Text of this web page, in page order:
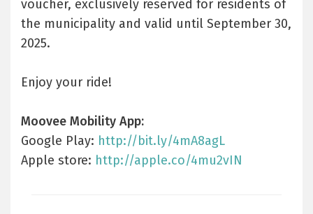
voucher, exclusively reserved for residents of
the municipality and valid until September 30,
2025.
Enjoy your ride!
Moovee Mobility App:
Google Play: http://bit.ly/4mA8agL
Apple store: http://apple.co/4mu2vIN